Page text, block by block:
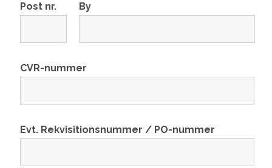
Post nr. By
CVR-nummer
Evt. Rekvisitionsnummer / PO-nummer